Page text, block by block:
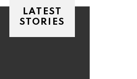
LATEST
STORIES